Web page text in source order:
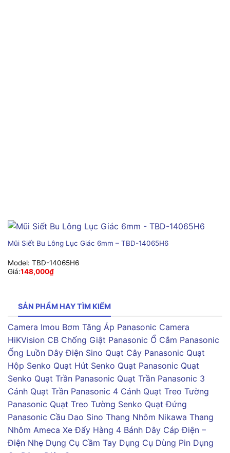
Mũi Siết Bu Lông Lục Giác 6mm – TBD-14065H6
Model: TBD-14065H6
Giá:148,000₫
SẢN PHẨM HAY TÌM KIẾM
Camera Imou Bơm Tăng Áp Panasonic Camera
HiKVision CB Chống Giật Panasonic Ổ Cắm Panasonic
Ống Luồn Dây Điện Sino Quạt Cây Panasonic Quạt
Hộp Senko Quạt Hút Senko Quạt Panasonic Quạt
Senko Quạt Trần Panasonic Quạt Trần Panasonic 3
Cánh Quạt Trần Panasonic 4 Cánh Quạt Treo Tường
Panasonic Quạt Treo Tường Senko Quạt Đứng
Panasonic Cầu Dao Sino Thang Nhôm Nikawa Thang
Nhôm Ameca Xe Đẩy Hàng 4 Bánh Dây Cáp Điện –
Điện Nhẹ Dụng Cụ Cầm Tay Dụng Cụ Dùng Pin Dụng